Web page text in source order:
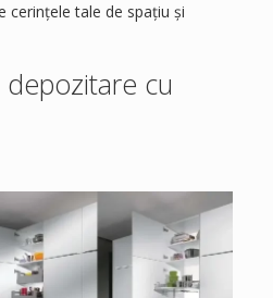
cerințele tale de spațiu și
cu